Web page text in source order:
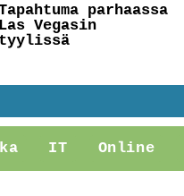
parhaassa
Las Vegasin
tyylissä
IT Online